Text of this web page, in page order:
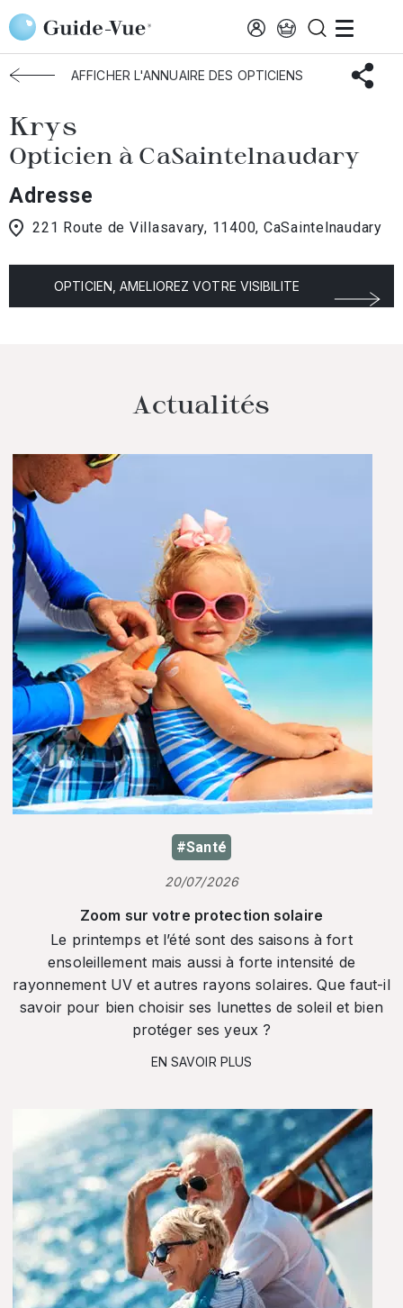
Aller au contenu principal
Accueil Choisir mon opticien Casaintelnaudary Krys
AFFICHER L'ANNUAIRE DES OPTICIENS
Krys
Opticien à CaSaintelnaudary
Adresse
221 Route de Villasavary, 11400, CaSaintelnaudary
OPTICIEN, AMELIOREZ VOTRE VISIBILITE
Actualités
#Santé
20/07/2026
Zoom sur votre protection solaire
Le printemps et l’été sont des saisons à fort
ensoleillement mais aussi à forte intensité de
rayonnement UV et autres rayons solaires. Que faut-il
savoir pour bien choisir ses lunettes de soleil et bien
protéger ses yeux ?
EN SAVOIR PLUS